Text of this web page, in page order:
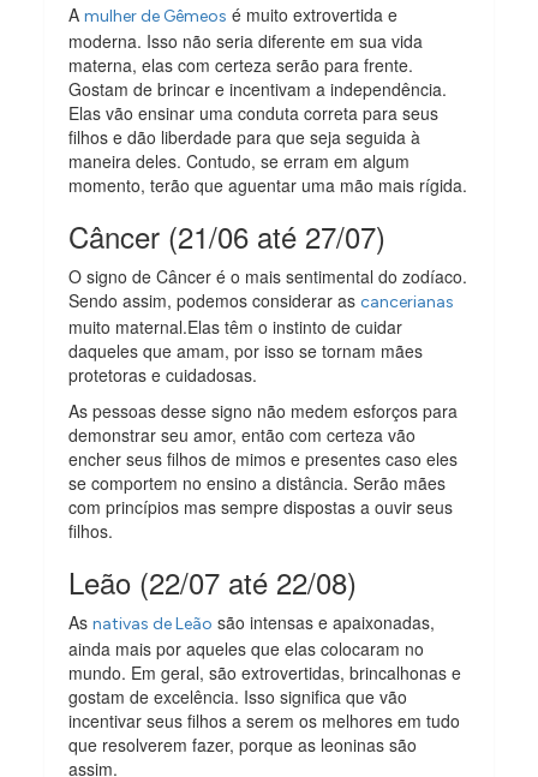
Amulher de Gêmeos é muito extrovertida e
moderna. Isso não seria diferente em sua vida
materna, elas com certeza serão para frente.
Gostam de brincar e incentivam a independência.
Elas vão ensinar uma conduta correta para seus
filhos e dão liberdade para que seja seguida à
maneira deles. Contudo, se erram em algum
momento, terão que aguentar uma mão mais rígida.
Câncer (21/06 até 27/07)
O signo de Câncer é o mais sentimental do zodíaco.
Sendo assim, podemos considerar ascancerianas
muito maternal.Elas têm o instinto de cuidar
daqueles que amam, por isso se tornam mães
protetoras e cuidadosas.
As pessoas desse signo não medem esforços para
demonstrar seu amor, então com certeza vão
encher seus filhos de mimos e presentes caso eles
se comportem no ensino a distância. Serão mães
com princípios mas sempre dispostas a ouvir seus
filhos.
Leão (22/07 até 22/08)
Asnativas de Leão são intensas e apaixonadas,
ainda mais por aqueles que elas colocaram no
mundo. Em geral, são extrovertidas, brincalhonas e
gostam de excelência. Isso significa que vão
incentivar seus filhos a serem os melhores em tudo
que resolverem fazer, porque as leoninas são
assim.